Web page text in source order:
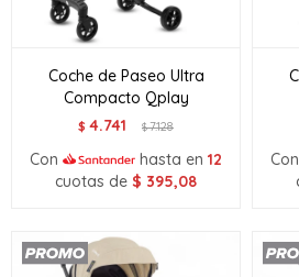
Coche de Paseo Ultra
Compacto Qplay
$ 4.741 $7.128
Con hasta en 12
cuotas de $ 395,08
Con